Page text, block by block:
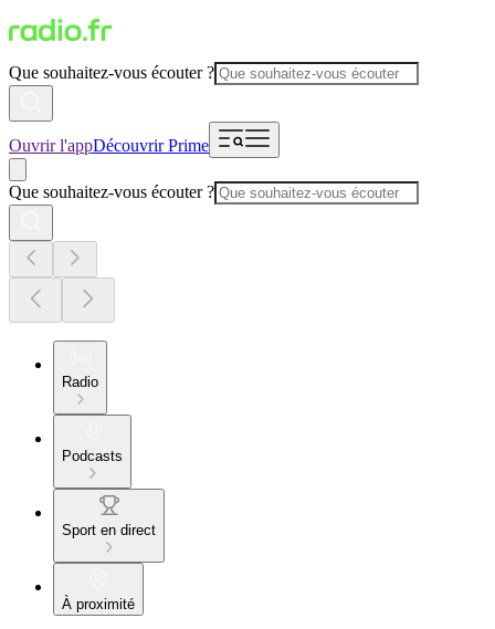
Que souhaitez-vous écouter ?
Ouvrir l'appDécouvrir Prime
Que souhaitez-vous écouter ?
Radio
Podcasts
Sport en direct
À proximité